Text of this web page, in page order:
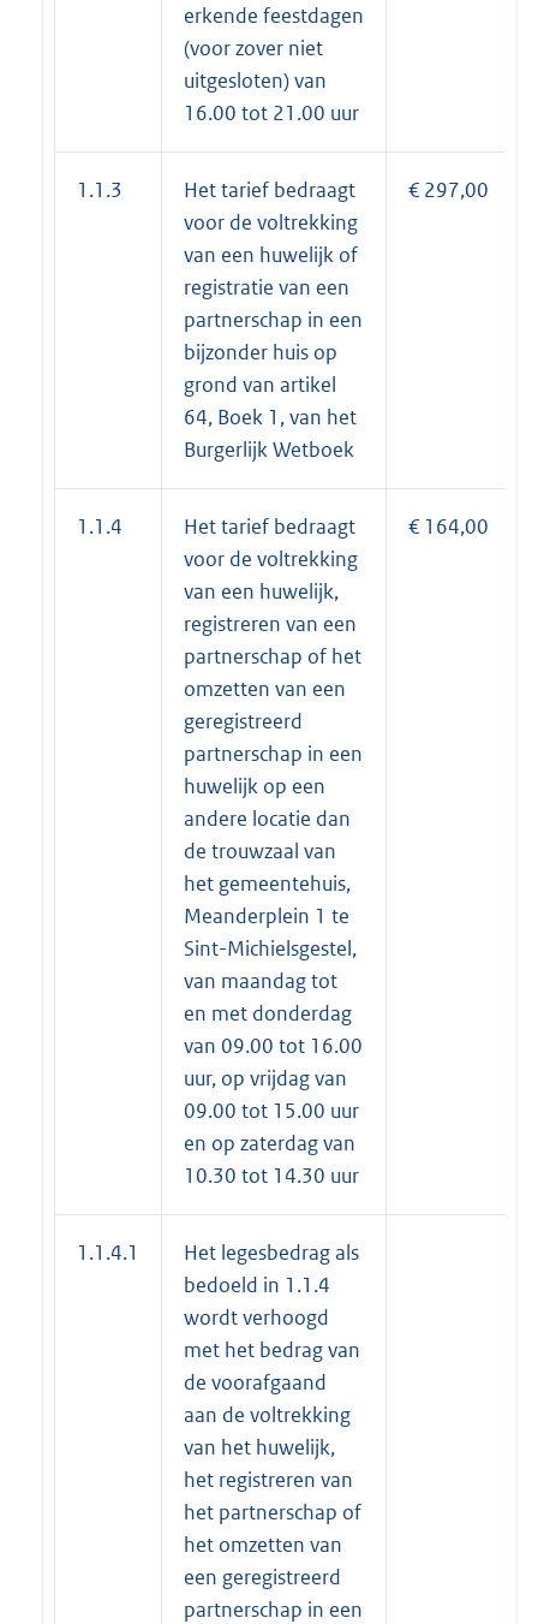
erkende feestdagen
(voor zover niet
uitgesloten) van
16.00 tot 21.00 uur
1.1.3
Het tarief bedraagt
voor de voltrekking
van een huwelijk of
registratie van een
partnerschap in een
bijzonder huis op
grond van artikel
64, Boek 1, van het
Burgerlijk Wetboek
€ 297,00
1.1.4
Het tarief bedraagt
voor de voltrekking
van een huwelijk,
registreren van een
partnerschap of het
omzetten van een
geregistreerd
partnerschap in een
huwelijk op een
andere locatie dan
de trouwzaal van
het gemeentehuis,
Meanderplein 1 te
Sint-Michielsgestel,
van maandag tot
en met donderdag
van 09.00 tot 16.00
uur, op vrijdag van
09.00 tot 15.00 uur
en op zaterdag van
10.30 tot 14.30 uur
€ 164,00
1.1.4.1
Het legesbedrag als
bedoeld in 1.1.4
wordt verhoogd
met het bedrag van
de voorafgaand
aan de voltrekking
van het huwelijk,
het registreren van
het partnerschap of
het omzetten van
een geregistreerd
partnerschap in een